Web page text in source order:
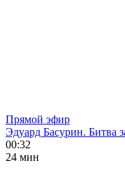
Прямой эфир
Эдуард Басурин. Битва
00:32
24 мин